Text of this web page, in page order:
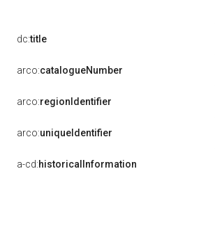
dc:title
arco:catalogueNumber
arco:regionIdentifier
arco:uniqueIdentifier
a-cd:historicalInformation